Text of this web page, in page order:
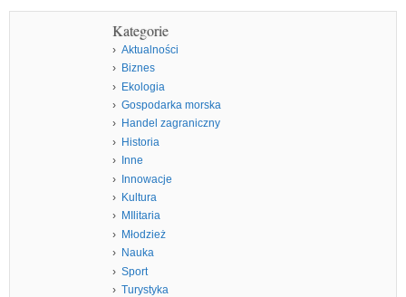
Kategorie
Aktualności
Biznes
Ekologia
Gospodarka morska
Handel zagraniczny
Historia
Inne
Innowacje
Kultura
MIlitaria
Młodzież
Nauka
Sport
Turystyka